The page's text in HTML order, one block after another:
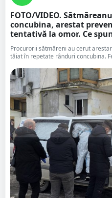
FOTO/VIDEO.
concubina, arestat
tentativă la omor. Ce
Procurorii sătmăreni au cerut
tăiat în repetate rânduri concubina.